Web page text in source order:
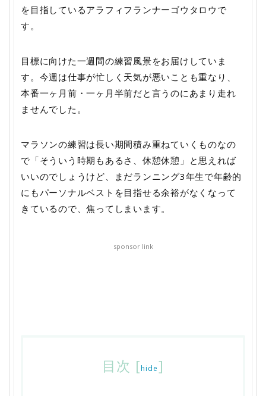
を目指しているアラフィフランナーゴウタロウで
す。
目標に向けた一週間の練習風景をお届けしていま
す。今週は仕事が忙しく天気が悪いことも重なり、
本番一ヶ月前・一ヶ月半前だと言うのにあまり走れ
ませんでした。
マラソンの練習は長い期間積み重ねていくものなの
で「そういう時期もあるさ、休憩休憩」と思えれば
いいのでしょうけど、まだランニング3年生で年齢的
にもパーソナルベストを目指せる余裕がなくなって
きているので、焦ってしまいます。
sponsor link
目次 [hide]